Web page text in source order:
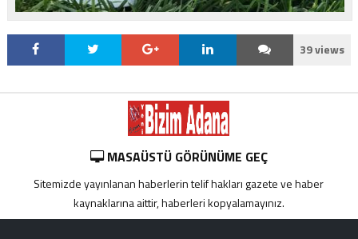
39 views
MASAÜSTÜ GÖRÜNÜME GEÇ
Sitemizde yayınlanan haberlerin telif hakları gazete ve haber
kaynaklarına aittir, haberleri kopyalamayınız.